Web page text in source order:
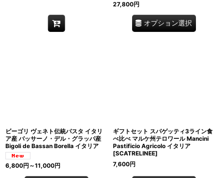
27,800円
オプション選択
ビーゴリ ヴェネト伝統パスタ イタリ
ア産 バッサーノ・デル・グラッパ産
Bigoli de Bassan Borella イタリア
6,800円 ～11,000円
ギフトセット スパゲッティ3ライン食
べ比べ マルケ州テロワール Mancini
Pastificio Agricolo イタリア
[SCATRELINEE]
7,600円